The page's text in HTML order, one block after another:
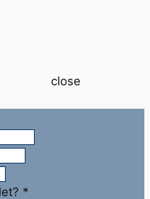
close
*